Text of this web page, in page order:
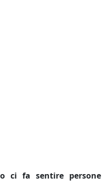
ci fa sentire persone